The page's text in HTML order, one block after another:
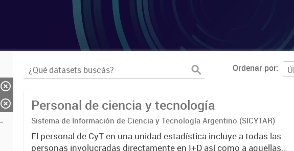
Ordenar por
Personal de ciencia y tecnología
Sistema de Información de Ciencia y Tecnología Argentino (SICYTAR)
El personal de CyT en una unidad estadística incluye a todas las
personas involucradas directamente en I+D así como a aquellas